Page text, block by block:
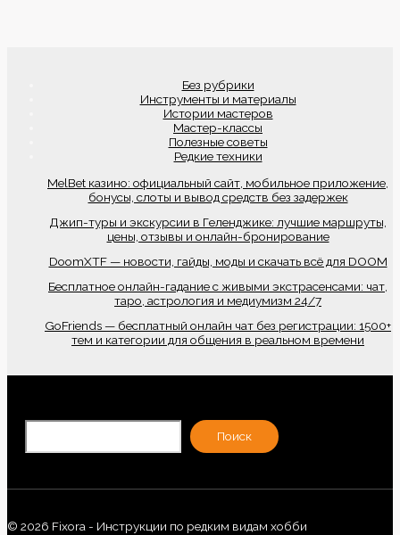
Без рубрики
Инструменты и материалы
Истории мастеров
Мастер-классы
Полезные советы
Редкие техники
MelBet казино: официальный сайт, мобильное приложение,
бонусы, слоты и вывод средств без задержек
Джип-туры и экскурсии в Геленджике: лучшие маршруты,
цены, отзывы и онлайн-бронирование
DoomXTF — новости, гайды, моды и скачать всё для DOOM
Бесплатное онлайн-гадание с живыми экстрасенсами: чат,
таро, астрология и медиумизм 24/7
GoFriends — бесплатный онлайн чат без регистрации: 1500+
тем и категории для общения в реальном времени
Поиск
© 2026 Fixora - Инструкции по редким видам хобби